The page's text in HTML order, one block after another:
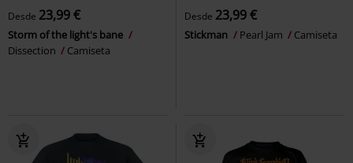
Desde 23,99 €
Storm of the light's bane
Dissection
Camiseta
Desde 23,99 €
Stickman Pearl Jam Camiseta